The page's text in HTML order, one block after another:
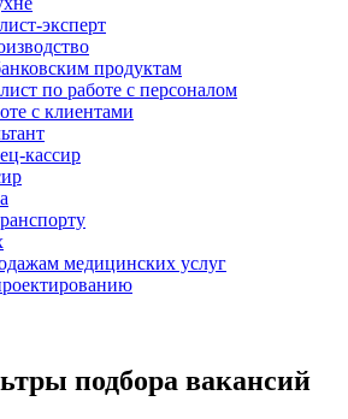
эксперт
продуктам
по работе с персоналом
с клиентами
кассир
медицинских услуг
подбора вакансий